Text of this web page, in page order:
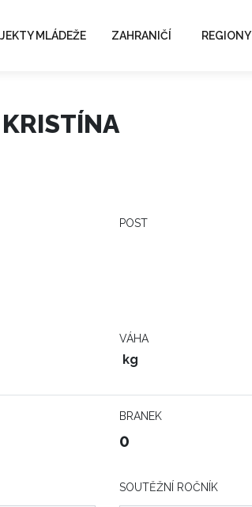
MLÁDEŽE ZAHRANIČÍ REGIONY
POST
VÁHA
kg
BRANEK
0
SOUTĚŽNÍ ROČNÍK